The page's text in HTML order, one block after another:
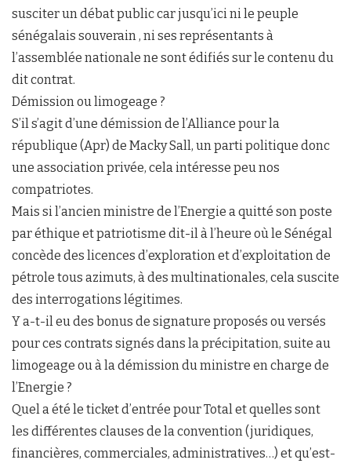
susciter un débat public car jusqu’ici ni le peuple
sénégalais souverain , ni ses représentants à
l’assemblée nationale ne sont édifiés sur le contenu du
dit contrat.
Démission ou limogeage ?
S’il s’agit d’une démission de l’Alliance pour la
république (Apr) de Macky Sall, un parti politique donc
une association privée, cela intéresse peu nos
compatriotes.
Mais si l’ancien ministre de l’Energie a quitté son poste
par éthique et patriotisme dit-il à l’heure où le Sénégal
concède des licences d’exploration et d’exploitation de
pétrole tous azimuts, à des multinationales, cela suscite
des interrogations légitimes.
Y a-t-il eu des bonus de signature proposés ou versés
pour ces contrats signés dans la précipitation, suite au
limogeage ou à la démission du ministre en charge de
l’Energie ?
Quel a été le ticket d’entrée pour Total et quelles sont
les différentes clauses de la convention (juridiques,
financières, commerciales, administratives…) et qu’est-